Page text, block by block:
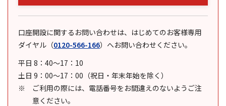
口座開設に関するお問い合わせは、はじめてのお客様専用
ダイヤル （0120-566-166） へお問い合わせください。
平日 8：40～17：10
土日 9：00～17：00（祝日・年末年始を除く）
ご利用の際には、電話番号をお間違えのないようご注
意ください。